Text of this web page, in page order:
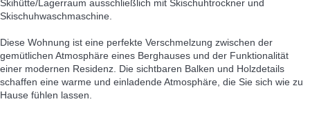
Skihütte/Lagerraum ausschließlich mit Skischuhtrockner und
Skischuhwaschmaschine.
Diese Wohnung ist eine perfekte Verschmelzung zwischen der
gemütlichen Atmosphäre eines Berghauses und der Funktionalität
einer modernen Residenz. Die sichtbaren Balken und Holzdetails
schaffen eine warme und einladende Atmosphäre, die Sie sich wie zu
Hause fühlen lassen.